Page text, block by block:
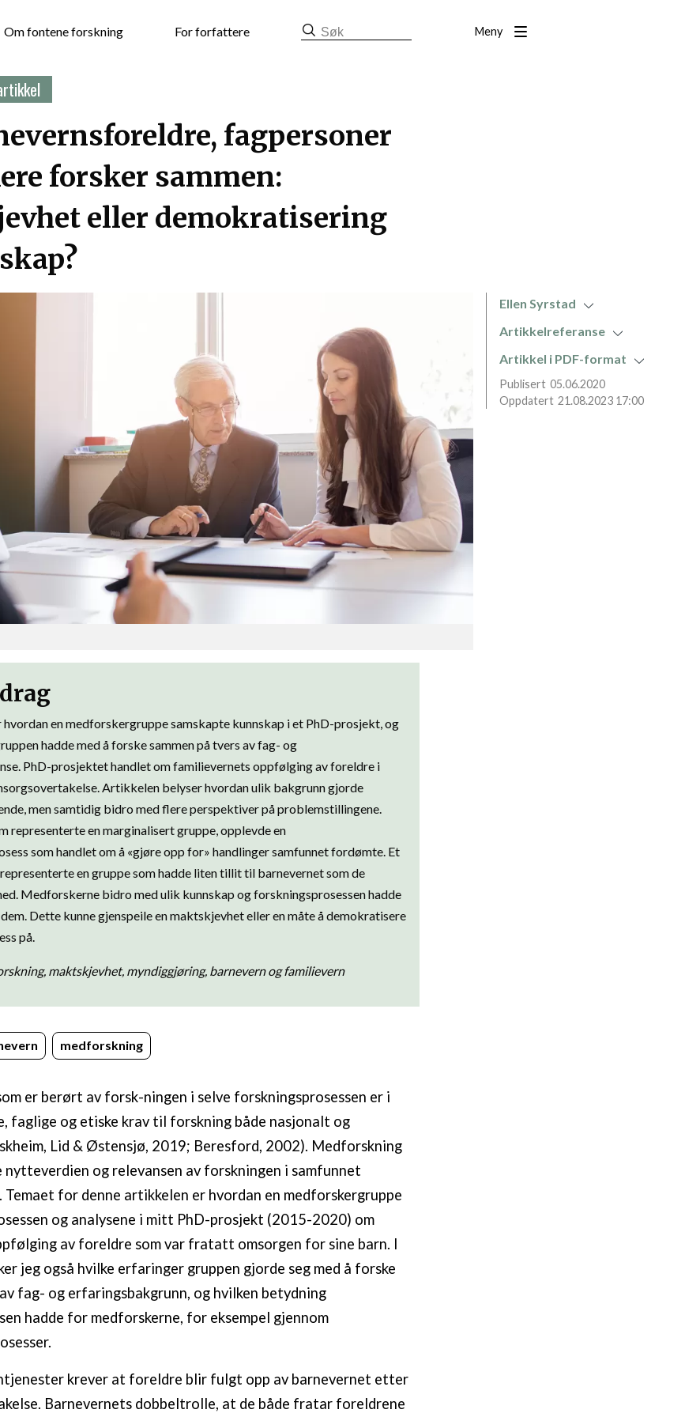
Om fontene forskning For forfattere Meny
fagpersoner
forsker sammen:
eller demokratisering
en medforskergruppe samskapte kunnskap i et PhD-prosjekt, og
hadde med å forske sammen på tvers av fag- og
PhD-prosjektet handlet om familievernets oppfølging av foreldre i
Artikkelen belyser hvordan ulik bakgrunn gjorde
men samtidig bidro med flere perspektiver på problemstillingene.
representerte en marginalisert gruppe, opplevde en
som handlet om å «gjøre opp for» handlinger samfunnet fordømte. Et
en gruppe som hadde liten tillit til barnevernet som de
Medforskerne bidro med ulik kunnskap og forskningsprosessen hadde
Dette kunne gjenspeile en maktskjevhet eller en måte å demokratisere
på.
maktskjevhet, myndiggjøring, barnevern og familievern
medforskning
er berørt av forsk-ningen i selve forskningsprosessen er i
faglige og etiske krav til forskning både nasjonalt og
Lid & Østensjø, 2019; Beresford, 2002). Medforskning
nytteverdien og relevansen av forskningen i samfunnet
Temaet for denne artikkelen er hvordan en medforskergruppe
og analysene i mitt PhD-prosjekt (2015-2020) om
av foreldre som var fratatt omsorgen for sine barn. I
jeg også hvilke erfaringer gruppen gjorde seg med å forske
fag- og erfaringsbakgrunn, og hvilken betydning
hadde for medforskerne, for eksempel gjennom
krever at foreldre blir fulgt opp av barnevernet etter
Barnevernets dobbeltrolle, at de både fratar foreldrene
Ellen Syrstad
Artikkelreferanse
Artikkel i PDF-format
05.06.2020
21.08.2023 17:00